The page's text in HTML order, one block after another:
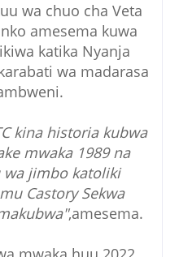
wa chuo cha Veta
amesema kuwa
katika Nyanja
wa madarasa
kina historia kubwa
mwaka 1989 na
wa jimbo katoliki
Castory Sekwa
,amesema.